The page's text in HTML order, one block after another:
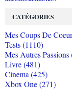
CATÉGORIES
Mes Coups De
Tests (1110)
Mes Autres Passions
Livre (481)
Cinema (425)
Xbox One (271)